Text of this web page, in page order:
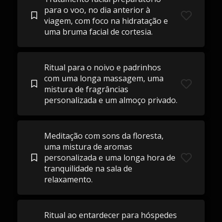
para o voo, no dia anterior à
viagem, com foco na hidratação e
uma bruma facial de cortesia.
Ritual para o noivo e padrinhos
com uma longa massagem, uma
mistura de fragrâncias
personalizada e um almoço privado.
Meditação com sons da floresta,
uma mistura de aromas
personalizada e uma longa hora de
tranquilidade na sala de
relaxamento.
Ritual ao entardecer para hóspedes